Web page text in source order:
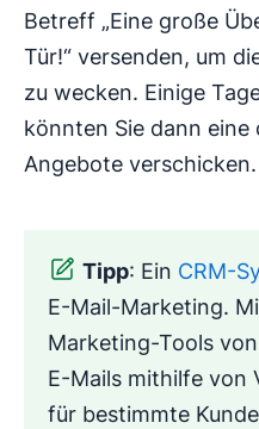
Betreff „Eine große
Tür!“ versenden, um
zu wecken. Einige
könnten Sie dann
Angebote verschicken.
Tipp: Ein CRM-
E-Mail-Marketing.
Marketing-Tools
E-Mails mithilfe von
für bestimmte